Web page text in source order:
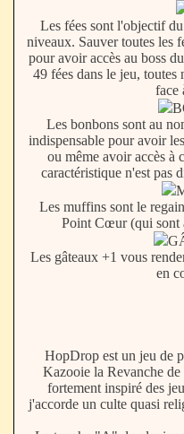
Les fées sont l'objectif
niveaux. Sauver toutes les
pour avoir accès au boss
49 fées dans le jeu, toutes
face
Les bonbons sont au
indispensable pour avoir
ou même avoir accès à
caractéristique n'est pas
Les muffins sont le
Point Cœur (qui sont
Les gâteaux +1 vous
en
HopDrop est un jeu de
Kazooie la Revanche
fortement inspiré des
j'accorde un culte quasi